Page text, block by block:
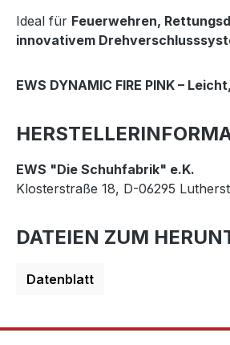
Ideal für Feuerwehren,
innovativem
EWS DYNAMIC FIRE PINK –
EWS "Die Schuhfabrik" e.K.
Klosterstraße 18, D-06295
DATEIEN ZUM
Datenblatt